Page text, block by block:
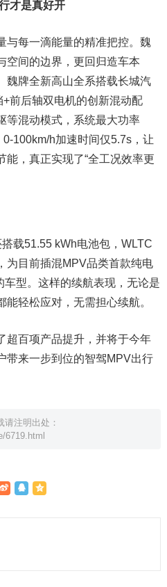
才是真好开
与每一滴能量的精准把控。魏
空间的边界，更回归造车本
魏牌全新高山全系搭载长城汽
前后轴双电机的创新混动配
等混动模式，系统最大功率
100km/h加速时间仅5.7s，让
能，真正实现了“全工况效率更
载51.55 kWh电池包，WLTC
为目前插混MPV品类首款纯电
型。这样的续航表现，无论是
轻松应对，无需担心续航。
超百项产品提升，并将于今年
带来一步到位的智驾MPV出行
注明出处：
6719.html